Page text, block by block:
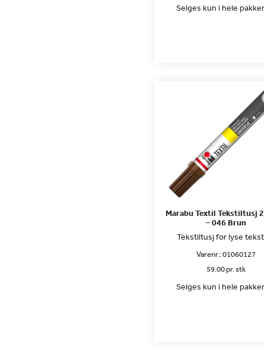
Selges kun i hele
Marabu Textil Tekstiltusj
– 046 Brun
Tekstiltusj for lyse
Varenr.:01060127
59.00 pr. stk
Selges kun i hele